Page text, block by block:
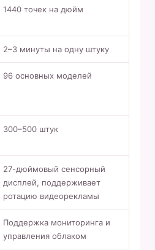
1440 точек на дюйм
2–3 минуты на одну штуку
96 основных моделей
300–500 штук
27-дюймовый сенсорный
дисплей, поддерживает
ротацию видеорекламы
Поддержка мониторинга и
управления облаком